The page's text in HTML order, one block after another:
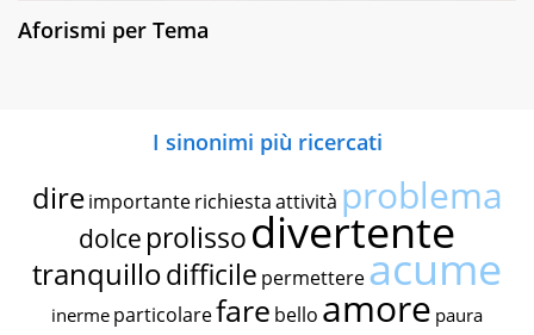
Aforismi per Tema
I sinonimi più ricercati
dire importante richiestaattività problema
dolce prolissodivertente
tranquillodifficile permettereacume
inerme particolarefare bello amore paura